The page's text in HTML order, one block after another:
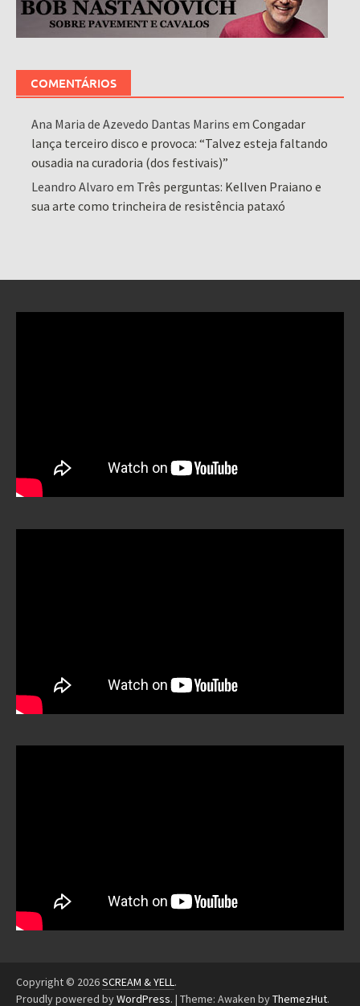
COMENTÁRIOS
Ana Maria de Azevedo Dantas Marins emCongadar
lança terceiro disco e provoca: “Talvez esteja faltando
ousadia na curadoria (dos festivais)”
Leandro Alvaro em Três perguntas: Kellven Praiano e
sua arte como trincheira de resistência pataxó
Copyright © 2026SCREAM & YELL.
Proudly powered byWordPress. | Theme: Awaken byThemezHut.